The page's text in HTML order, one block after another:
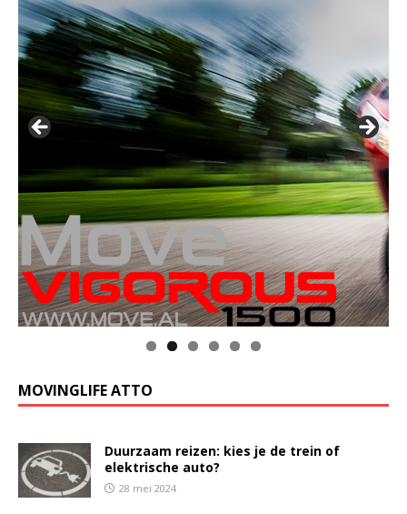
MOVINGLIFE ATTO
Duurzaam reizen: kies je de trein of
elektrische auto?
28 mei 2024